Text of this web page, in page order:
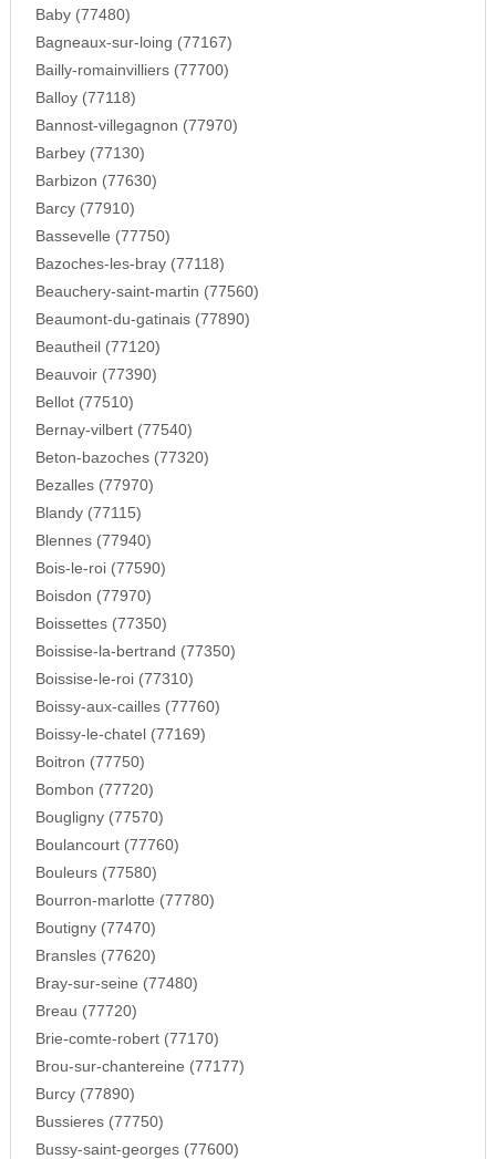
Baby (77480)
Bagneaux-sur-loing (77167)
Bailly-romainvilliers (77700)
Balloy (77118)
Bannost-villegagnon (77970)
Barbey (77130)
Barbizon (77630)
Barcy (77910)
Bassevelle (77750)
Bazoches-les-bray (77118)
Beauchery-saint-martin (77560)
Beaumont-du-gatinais (77890)
Beautheil (77120)
Beauvoir (77390)
Bellot (77510)
Bernay-vilbert (77540)
Beton-bazoches (77320)
Bezalles (77970)
Blandy (77115)
Blennes (77940)
Bois-le-roi (77590)
Boisdon (77970)
Boissettes (77350)
Boissise-la-bertrand (77350)
Boissise-le-roi (77310)
Boissy-aux-cailles (77760)
Boissy-le-chatel (77169)
Boitron (77750)
Bombon (77720)
Bougligny (77570)
Boulancourt (77760)
Bouleurs (77580)
Bourron-marlotte (77780)
Boutigny (77470)
Bransles (77620)
Bray-sur-seine (77480)
Breau (77720)
Brie-comte-robert (77170)
Brou-sur-chantereine (77177)
Burcy (77890)
Bussieres (77750)
Bussy-saint-georges (77600)